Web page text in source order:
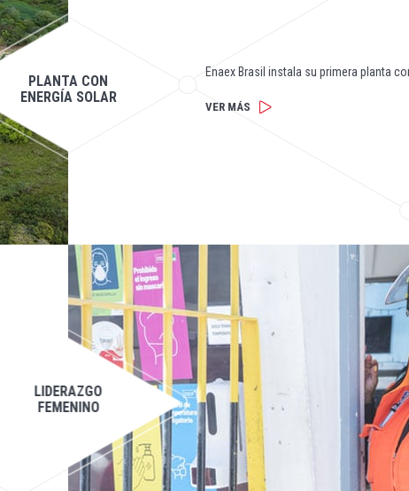
PLANTA CON
ENERGÍA SOLAR
Enaex Brasil instala su primera planta
VER MÁS
LIDERAZGO
FEMENINO